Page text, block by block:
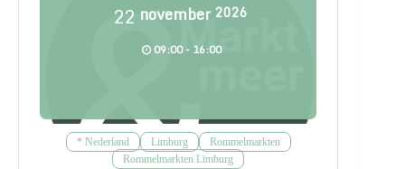
22 november 2026
09:00 - 16:00
* Nederland Limburg
Rommelmarkten
Rommelmarkten Limburg